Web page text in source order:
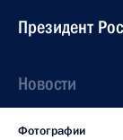
Президент
Новости
Фотографии